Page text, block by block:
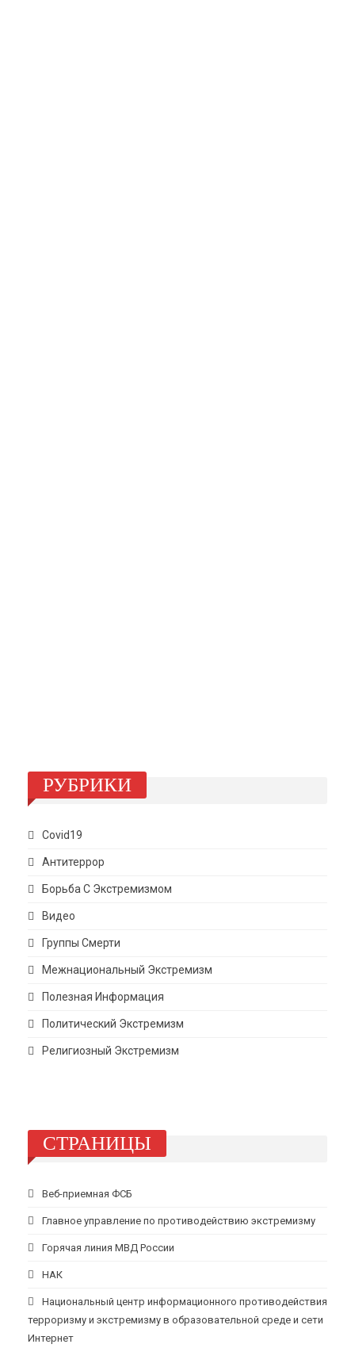
РУБРИКИ
Covid19
Антитеррор
Борьба С Экстремизмом
Видео
Группы Смерти
Межнациональный Экстремизм
Полезная Информация
Политический Экстремизм
Религиозный Экстремизм
СТРАНИЦЫ
Веб-приемная ФСБ
Главное управление по противодействию экстремизму
Горячая линия МВД России
НАК
Национальный центр информационного противодействия
терроризму и экстремизму в образовательной среде и сети
Интернет